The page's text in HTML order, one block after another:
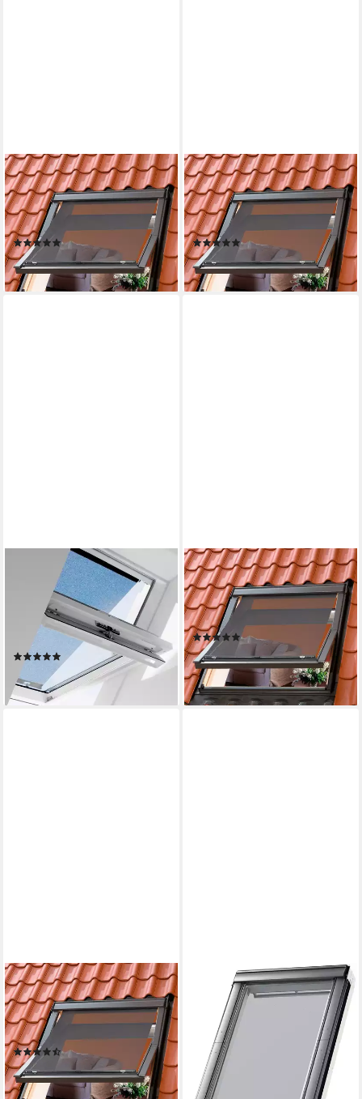
VELUX
Hitzeschutz-Markise mit
Haltekrallen MHL MK00 5060
Tageslicht & Hitzeschutz
(18)
122,88 €
lieferbar - in 6-8 Werktagen bei dir
VELUX
Hitzeschutz-Markise mit
Haltekrallen MHL 200 5060
Tageslicht & Hitzeschutz
(3)
115,33 €
lieferbar - in 6-8 Werktagen bei dir
Hitzeschutz-Markise für
Dachfenstergröße MHL CK
00 5060 Tageslicht &
Hitzeschutz
(1)
102,98 €
lieferbar - in 6-8 Werktagen bei dir
VELUX
Hitzeschutz-Markise mit
Haltekrallen MHL SK00 5060
Tageslicht & Hitzeschutz
(21)
156,59 €
lieferbar - in 6-8 Werktagen bei dir
VELUX
Hitzeschutz-Markise mit
Haltekrallen MHL PK00 5060
Tageslicht & Hitzeschutz
(9)
143,37 €
lieferbar - in 6-8 Werktagen bei dir
Hitzeschutz-Markise
Haltekrallen MHL Y80 5060
Tageslicht & Hitzeschutz
157,39 €
lieferbar - in 6-8 Werktagen bei dir